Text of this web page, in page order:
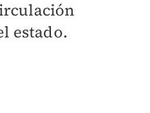
estado.